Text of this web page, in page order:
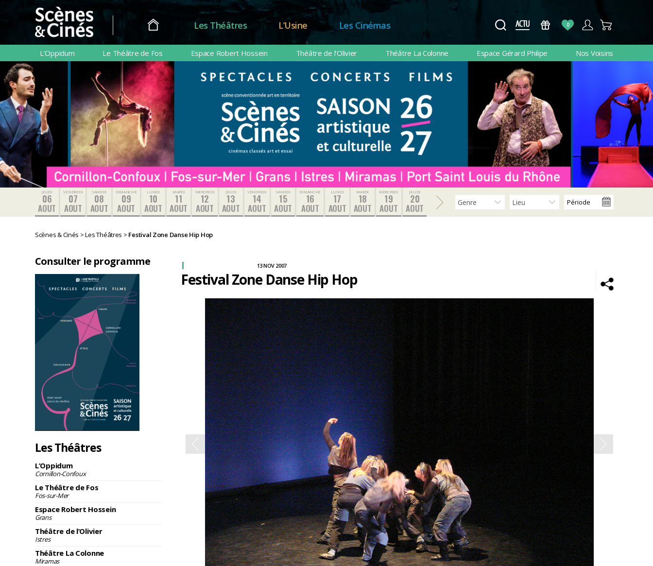
Scènes
&
Cinés
Les Théâtres L’Usine Les Cinémas 0
L’Oppidum Le Théâtre de Fos Espace Robert Hossein Théâtre de l’Olivier Théâtre La Colonne Espace Gérard Philipe Nos Voisins
JEUDI
06
AOUT
VENDREDI
07
AOUT
SAMEDI
08
AOUT
DIMANCHE
09
AOUT
LUNDI
10
AOUT
MARDI
11
AOUT
MERCREDI
12
AOUT
JEUDI
13
AOUT
VENDREDI
14
AOUT
SAMEDI
15
AOUT
DIMANCHE
16
AOUT
LUNDI
17
AOUT
MARDI
18
AOUT
MERCREDI
19
AOUT
JEUDI
20
AOUT
Scènes & Cinés >Les Théâtres > Festival Zone Danse Hip Hop
Consulter le programme
Les Théâtres
L’Oppidum
Cornillon-Confoux
Le Théâtre de Fos
Fos-sur-Mer
Espace Robert Hossein
Grans
Théâtre de l’Olivier
Istres
Théâtre La Colonne
Miramas
Festival Zone Danse Hip Hop
13 NOV 2007